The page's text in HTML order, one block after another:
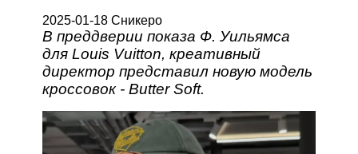
2025-01-18 Сникеро
В преддверии показа Ф. Уильямса
для Louis Vuitton, креативный
директор представил новую модель
кроссовок - Butter Soft.